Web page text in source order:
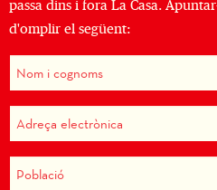
passa dins i fora La Casa.
d'omplir el següent: